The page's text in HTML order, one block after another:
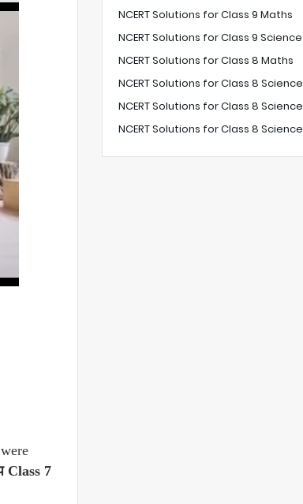
Class 7
NCERT Solutions for Class 9 Maths
NCERT Solutions for Class 9 Science
NCERT Solutions for Class 8 Maths
NCERT Solutions for Class 8 Science
NCERT Solutions for Class 8 Science
NCERT Solutions for Class 8 Science